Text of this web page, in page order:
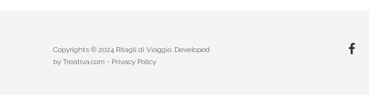
Copyrights © 2024 Ritagli di Viaggio. Developed
by Treativa.com - Privacy Policy